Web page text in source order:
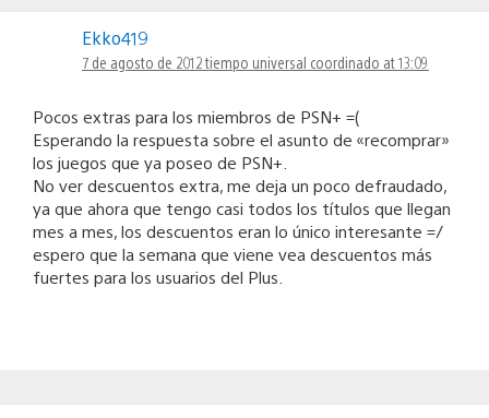
Ekko419
7 de agosto de 2012 tiempo universal coordinado at 13:09
Pocos extras para los miembros de PSN+ =(
Esperando la respuesta sobre el asunto de «recomprar»
los juegos que ya poseo de PSN+.
No ver descuentos extra, me deja un poco defraudado,
ya que ahora que tengo casi todos los títulos que llegan
mes a mes, los descuentos eran lo único interesante =/
espero que la semana que viene vea descuentos más
fuertes para los usuarios del Plus.